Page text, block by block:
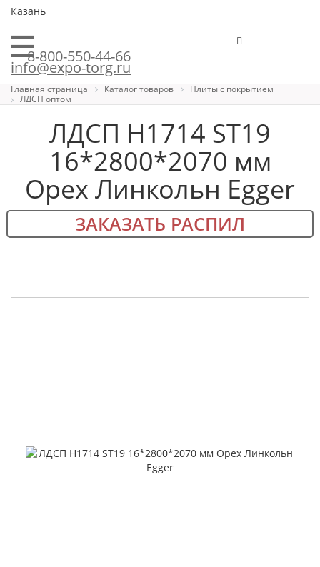
Казань
8-800-550-44-66
info@expo-torg.ru
Главная страница Каталог товаров
Плиты с покрытием
ЛДСП оптом
ЛДСП H1714 ST19
16*2800*2070 мм
Орех Линкольн Egger
ЗАКАЗАТЬ РАСПИЛ